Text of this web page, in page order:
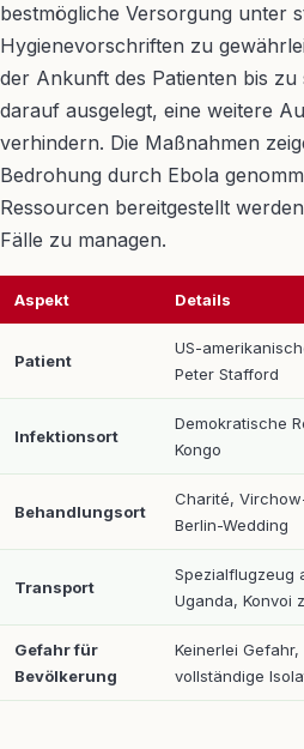
bestmögliche Versorgung unter
Hygienevorschriften zu
der Ankunft des Patienten bis
darauf ausgelegt, eine weitere
verhindern. Die Maßnahmen
Bedrohung durch Ebola
Ressourcen bereitgestellt
Fälle zu managen.
Aspekt Details
Patient
US-
Peter Stafford
Infektionsort
Demokratische
Kongo
Behandlungsort
Charité,
Berlin-Wedding
Transport
Spezialflugzeug
Uganda, Konvoi
Gefahr für
Bevölkerung
Keinerlei Gefahr,
vollständige